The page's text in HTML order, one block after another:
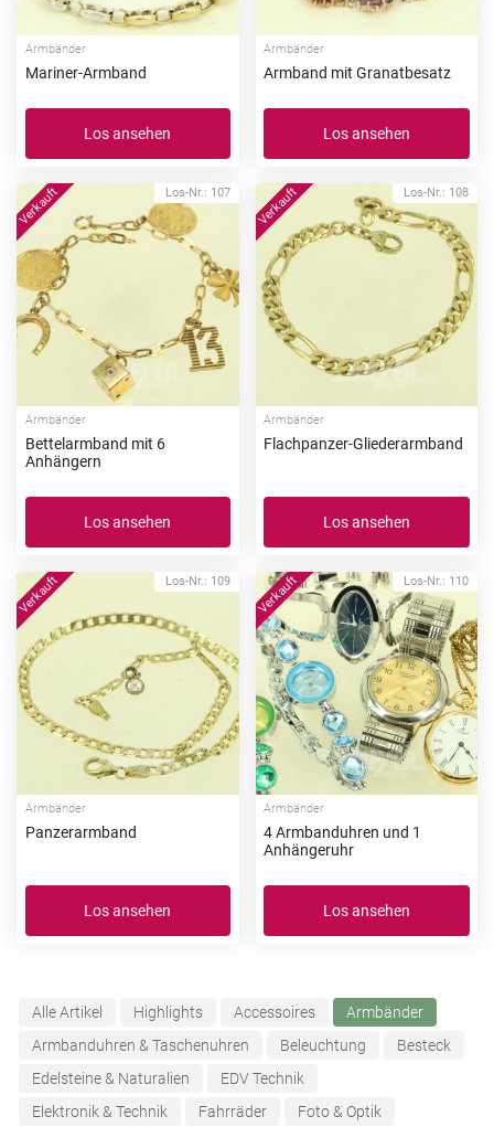
Armbänder
Mariner-Armband
Los ansehen
Armbänder
Armband mit Granatbesatz
Los ansehen
Los-Nr.: 107
Armbänder
Bettelarmband mit 6
Anhängern
Los ansehen
Los-Nr.: 108
Armbänder
Flachpanzer-Gliederarmband
Los ansehen
Los-Nr.: 109
Armbänder
Panzerarmband
Los ansehen
Los-Nr.: 110
Armbänder
4 Armbanduhren und 1
Anhängeruhr
Los ansehen
Alle Artikel Highlights Accessoires
Armbänder
Armbanduhren & Taschenuhren
Beleuchtung
Besteck
Edelsteine & Naturalien
EDV Technik
Elektronik & Technik
Fahrräder
Foto & Optik